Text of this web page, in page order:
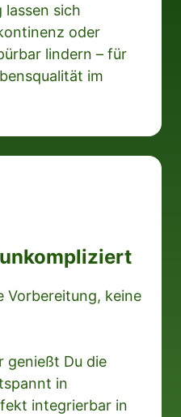
lassen sich
oder
lindern – für
im
Vorbereitung, keine
genießt Du die
in
integrierbar in